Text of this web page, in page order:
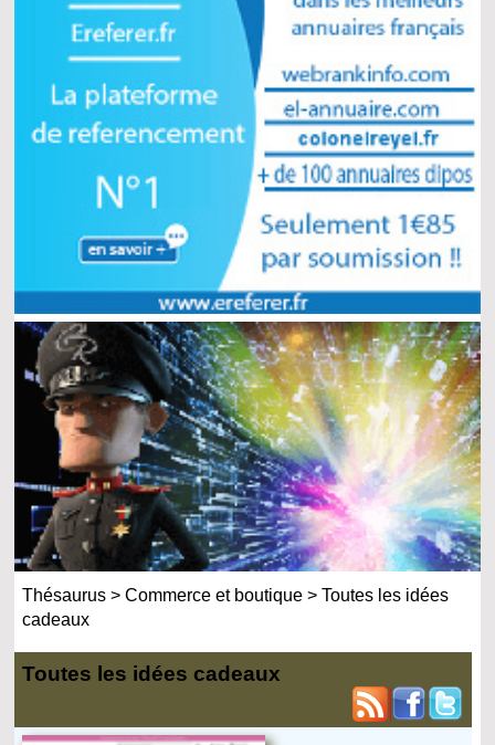
Thésaurus >Commerce et boutique>Toutes les idées
cadeaux
Toutes les idées cadeaux